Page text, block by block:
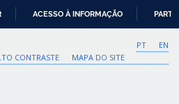
O
CONTEÚDO
ACESSO À INFORMAÇÃO
PT
EN
CONTRASTE MAPA DO SITE